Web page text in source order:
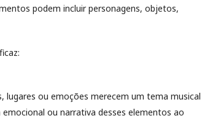
podem incluir personagens, objetos,
lugares ou emoções merecem um tema musical
ou narrativa desses elementos ao